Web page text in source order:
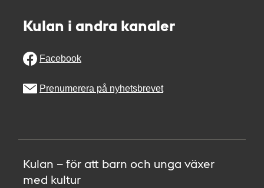
Kulan i andra kanaler
Facebook
Prenumerera på nyhetsbrevet
Kulan – för att barn och unga växer
med kultur